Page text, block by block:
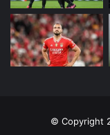
© Copyright